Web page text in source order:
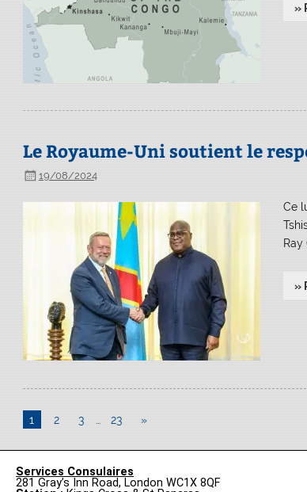
»
Le Royaume-Uni soutient le
19/08/2024
Ce
Ray
»
1 2 3 23 »
Services Consulaires
281 Gray’s Inn Road, London WC1X 8QF